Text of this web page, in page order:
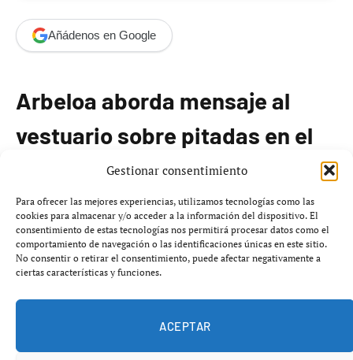
Gestionar consentimiento
Para ofrecer las mejores experiencias, utilizamos tecnologías como las
cookies para almacenar y/o acceder a la información del dispositivo. El
consentimiento de estas tecnologías nos permitirá procesar datos como el
comportamiento de navegación o las identificaciones únicas en este sitio.
No consentir o retirar el consentimiento, puede afectar negativamente a
ciertas características y funciones.
ACEPTAR
Añádenos en Google
Arbeloa aborda mensaje al
vestuario sobre pitadas en el
Bernabéu
Álvaro Arbeloa, exjugador del Real Madrid, ha realizado
declaraciones sobre el reciente malestar en el estadio
Santiago Bernabéu tras un partido en el que el equipo no
alcanzó las expectativas de la afición. Durante una
entrevista, Arbeloa subrayó la importancia de que los
jugadores comprendan la gravedad de la situación y